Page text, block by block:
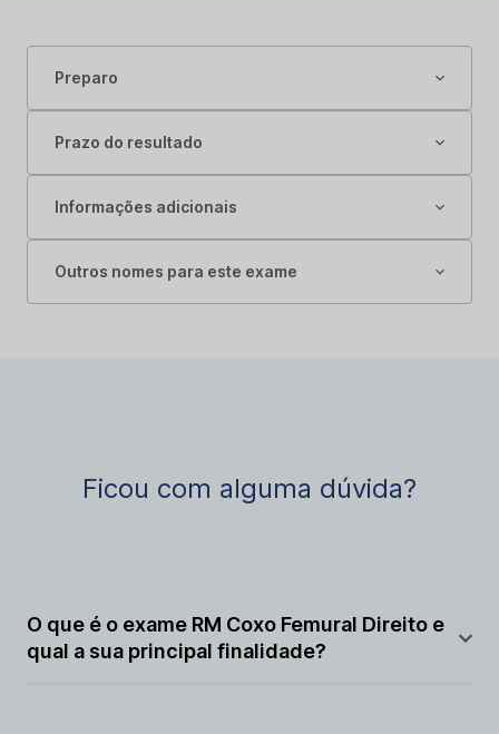
Preparo
Prazo do resultado
Informações adicionais
Outros nomes para este exame
Ficou com alguma dúvida?
O que é o exame RM Coxo Femural Direito e
qual a sua principal finalidade?